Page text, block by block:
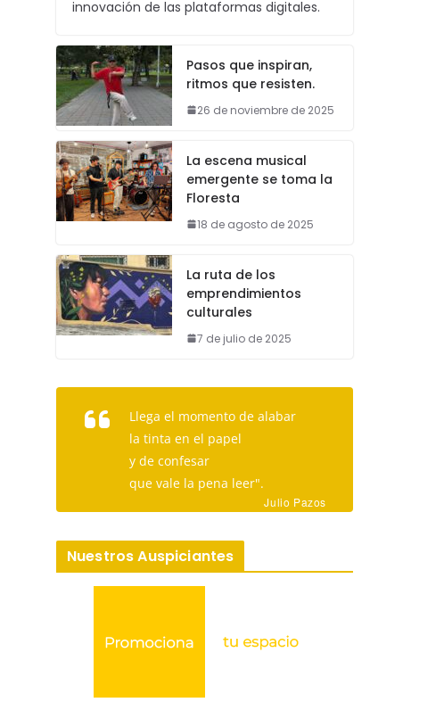
innovación de las plataformas digitales.
Pasos que inspiran,
ritmos que resisten.
26 de noviembre de 2025
La escena musical
emergente se toma la
Floresta
18 de agosto de 2025
La ruta de los
emprendimientos
culturales
7 de julio de 2025
Llega el momento de alabar
la tinta en el papel
y de confesar
que vale la pena leer".
Julio Pazos
Nuestros Auspiciantes